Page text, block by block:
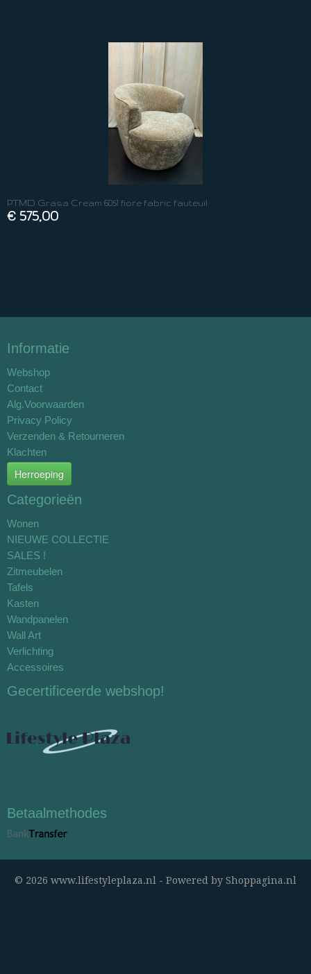
PTMD Grasa Cream 6051 fiore fabric fauteuil
€ 575,00
Informatie
Webshop
Contact
Alg.Voorwaarden
Privacy Policy
Verzenden & Retourneren
Klachten
Herroeping
Categorieën
Wonen
NIEUWE COLLECTIE
SALES !
Zitmeubelen
Tafels
Kasten
Wandpanelen
Wall Art
Verlichting
Accessoires
Gecertificeerde webshop!
Betaalmethodes
© 2026 www.lifestyleplaza.nl - Powered by Shoppagina.nl